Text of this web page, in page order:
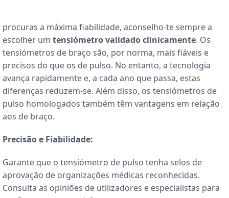
procuras a máxima fiabilidade, aconselho-te sempre a
escolher um tensiómetro validado clinicamente. Os
tensiómetros de braço são, por norma, mais fiáveis e
precisos do que os de pulso. No entanto, a tecnologia
avança rapidamente e, a cada ano que passa, estas
diferenças reduzem-se. Além disso, os tensiómetros de
pulso homologados também têm vantagens em relação
aos de braço.
Precisão e Fiabilidade:
Garante que o tensiómetro de pulso tenha selos de
aprovação de organizações médicas reconhecidas.
Consulta as opiniões de utilizadores e especialistas para